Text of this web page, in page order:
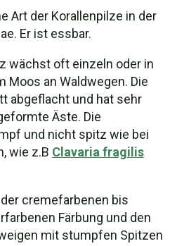
Art der Korallenpilze in der
Er ist essbar.
wächst oft einzeln oder in
Moos an Waldwegen. Die
abgeflacht und hat sehr
Äste. Die
und nicht spitz wie bei
wie z.B Clavaria fragilis
cremefarbenen bis
Färbung und den
mit stumpfen Spitzen